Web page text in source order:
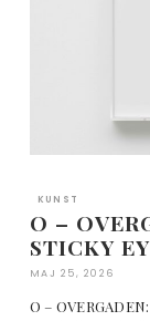
KUNST
O –
STICKY
MAJ 25, 2026
O –